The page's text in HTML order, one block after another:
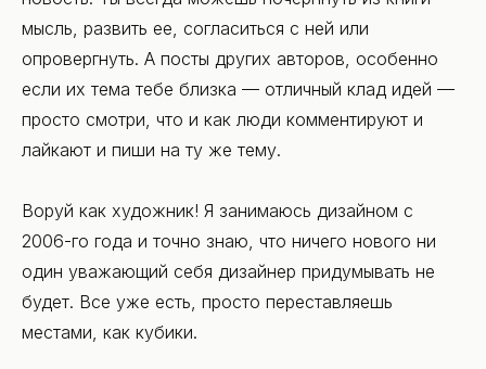
мысль, развить ее, согласиться с ней или
опровергнуть. А посты других авторов, особенно
если их тема тебе близка — отличный клад идей —
просто смотри, что и как люди комментируют и
лайкают и пиши на ту же тему.
Воруй как художник! Я занимаюсь дизайном с
2006-го года и точно знаю, что ничего нового ни
один уважающий себя дизайнер придумывать не
будет. Все уже есть, просто переставляешь
местами, как кубики.